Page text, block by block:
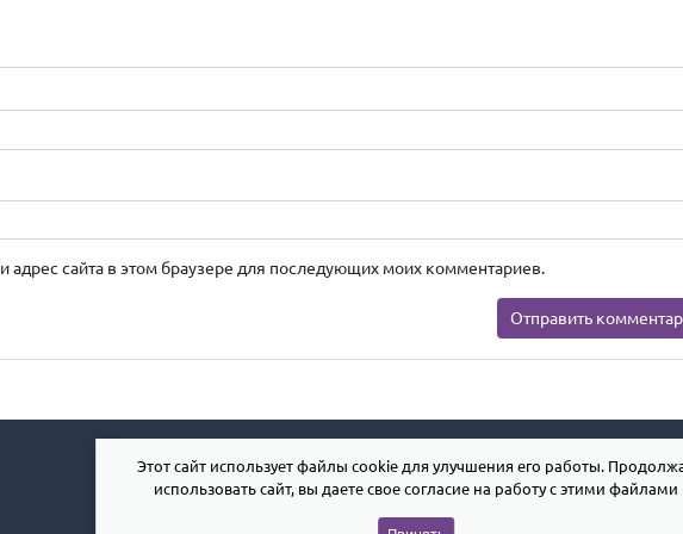
адрес сайта в этом браузере для последующих моих комментариев.
Этот сайт использует файлы cookie для улучшения его работы.
использовать сайт, вы даете свое согласие на работу с этими файлами